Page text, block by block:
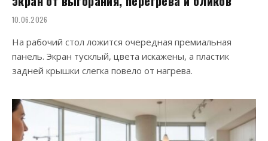
10.06.2026
На рабочий стол ложится очередная премиальная
панель. Экран тусклый, цвета искажены, а пластик
задней крышки слегка повело от нагрева.